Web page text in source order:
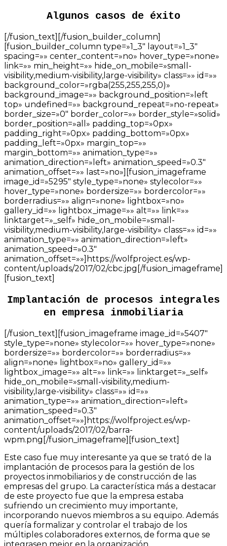
Algunos casos de éxito
[/fusion_text][/fusion_builder_column]
[fusion_builder_column type=»1_3″ layout=»1_3″
spacing=»» center_content=»no» hover_type=»none»
link=»» min_height=»» hide_on_mobile=»small-
visibility,medium-visibility,large-visibility» class=»» id=»»
background_color=»rgba(255,255,255,0)»
background_image=»» background_position=»left
top» undefined=»» background_repeat=»no-repeat»
border_size=»0″ border_color=»» border_style=»solid»
border_position=»all» padding_top=»0px»
padding_right=»0px» padding_bottom=»0px»
padding_left=»0px» margin_top=»»
margin_bottom=»» animation_type=»»
animation_direction=»left» animation_speed=»0.3″
animation_offset=»» last=»no»][fusion_imageframe
image_id=»5295″ style_type=»none» stylecolor=»»
hover_type=»none» bordersize=»» bordercolor=»»
borderradius=»» align=»none» lightbox=»no»
gallery_id=»» lightbox_image=»» alt=»» link=»»
linktarget=»_self» hide_on_mobile=»small-
visibility,medium-visibility,large-visibility» class=»» id=»»
animation_type=»» animation_direction=»left»
animation_speed=»0.3″
animation_offset=»»]https://wolfproject.es/wp-
content/uploads/2017/02/cbc.jpg[/fusion_imageframe]
[fusion_text]
Implantación de procesos integrales
en empresa inmobiliaria
[/fusion_text][fusion_imageframe image_id=»5407″
style_type=»none» stylecolor=»» hover_type=»none»
bordersize=»» bordercolor=»» borderradius=»»
align=»none» lightbox=»no» gallery_id=»»
lightbox_image=»» alt=»» link=»» linktarget=»_self»
hide_on_mobile=»small-visibility,medium-
visibility,large-visibility» class=»» id=»»
animation_type=»» animation_direction=»left»
animation_speed=»0.3″
animation_offset=»»]https://wolfproject.es/wp-
content/uploads/2017/02/barra-
wpm.png[/fusion_imageframe][fusion_text]
Este caso fue muy interesante ya que se trató de la
implantación de procesos para la gestión de los
proyectos inmobiliarios y de construcción de las
empresas del grupo. La característica más a destacar
de este proyecto fue que la empresa estaba
sufriendo un crecimiento muy importante,
incorporando nuevos miembros a su equipo. Además
quería formalizar y controlar el trabajo de los
múltiples colaboradores externos, de forma que se